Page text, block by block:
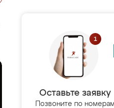
Оставьте заявку
Позвоните по номерам